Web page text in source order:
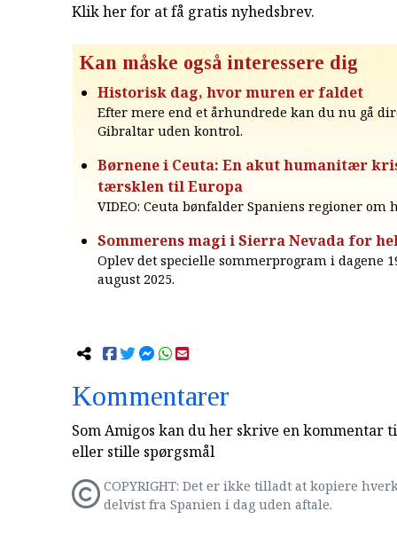
Klik her for at få gratis nyhedsbrev.
Kan måske også interessere dig
Historisk dag, hvor muren er faldet
Efter mere end et århundrede kan du nu gå
Gibraltar uden kontrol.
Børnene i Ceuta: En akut humanitær
tærsklen til Europa
VIDEO: Ceuta bønfalder Spaniens regioner om
Sommerens magi i Sierra Nevada for
Oplev det specielle sommerprogram i dagene
august 2025.
Kommentarer
Som Amigos kan du her skrive en kommentar
eller stille spørgsmål
COPYRIGHT: Det er ikke tilladt at kopiere
delvist fra Spanien i dag uden aftale.